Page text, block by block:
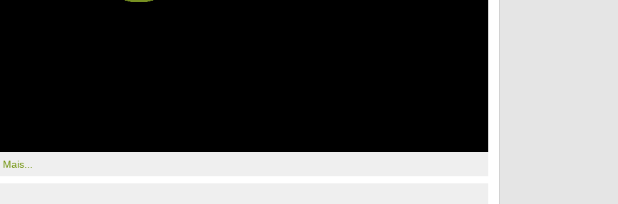
Mais...